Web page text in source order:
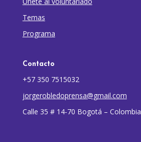
Temas
Programa
Contacto
+57 350 7515032
jorgerobledoprensa@gmail.com
Calle 35 # 14-70 Bogotá – Colombia